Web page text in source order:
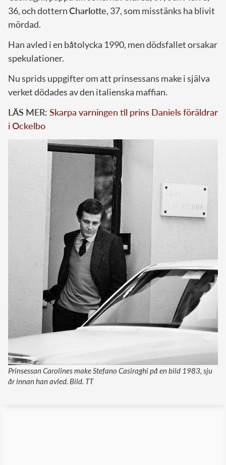
36, och dotternCharlotte, 37, som misstänks ha blivit
mördad.
Han avled i en båtolycka 1990, men dödsfallet orsakar
spekulationer.
Nu sprids uppgifter om att prinsessans make i själva
verket dödades av den italienska maffian.
LÄS MER: Skarpa varningen til prins Daniels föräldrar
i Ockelbo
Prinsessan Carolines make Stefano Casiraghi på en bild 1983, sju
år innan han avled. Bild. TT